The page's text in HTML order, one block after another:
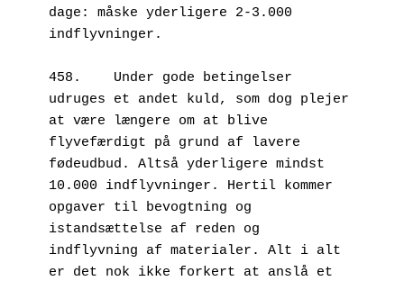
dage: måske yderligere 2-3.000
indflyvninger.
458.	Under gode betingelser
udruges et andet kuld, som dog plejer
at være længere om at blive
flyvefærdigt på grund af lavere
fødeudbud. Altså yderligere mindst
10.000 indflyvninger. Hertil kommer
opgaver til bevogtning og
istandsættelse af reden og
indflyvning af materialer. Alt i alt
er det nok ikke forkert at anslå et